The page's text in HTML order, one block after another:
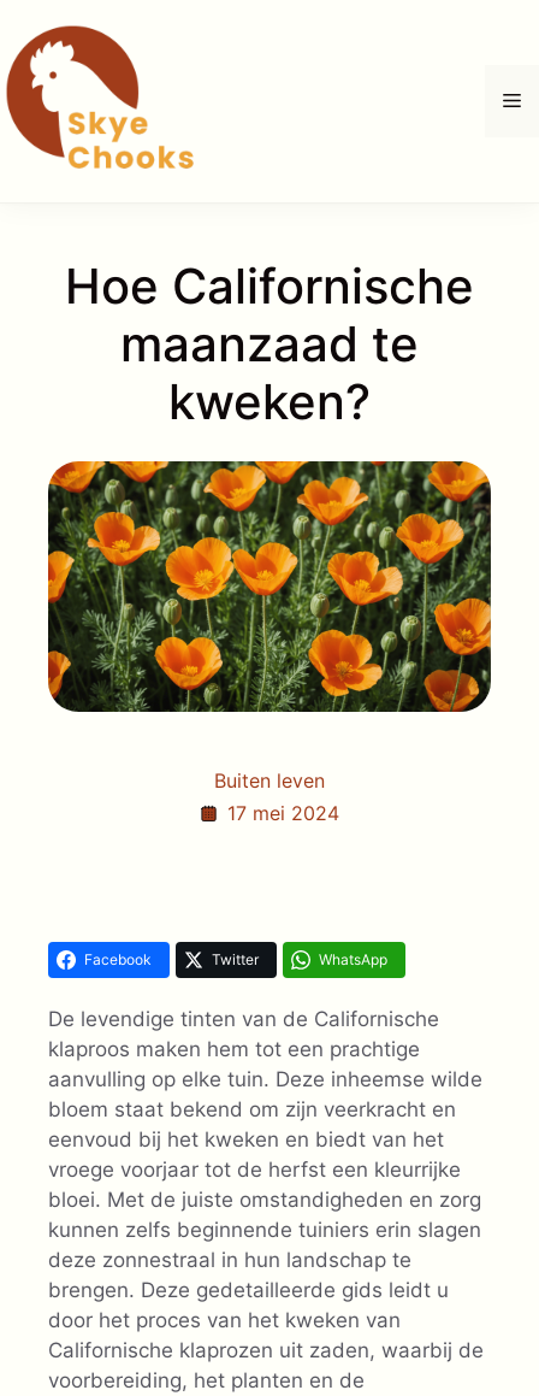
naar
de
inhoud
Hoe Californische
maanzaad te
kweken?
Buiten leven
17 mei 2024
Facebook Twitter WhatsApp
De levendige tinten van de Californische
klaproos maken hem tot een prachtige
aanvulling op elke tuin. Deze inheemse wilde
bloem staat bekend om zijn veerkracht en
eenvoud bij het kweken en biedt van het
vroege voorjaar tot de herfst een kleurrijke
bloei. Met de juiste omstandigheden en zorg
kunnen zelfs beginnende tuiniers erin slagen
deze zonnestraal in hun landschap te
brengen. Deze gedetailleerde gids leidt u
door het proces van het kweken van
Californische klaprozen uit zaden, waarbij de
voorbereiding, het planten en de